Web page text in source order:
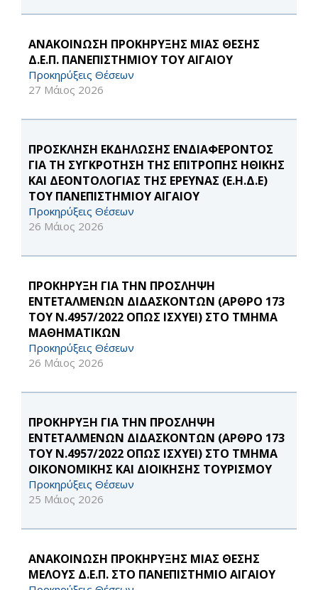
ΑΝΑΚΟΙΝΩΣΗ ΠΡΟΚΗΡΥΞΗΣ ΜΙΑΣ ΘΕΣΗΣ
Δ.Ε.Π. ΠΑΝΕΠΙΣΤΗΜΙΟΥ ΤΟΥ ΑΙΓΑΙΟΥ
Προκηρύξεις Θέσεων
27 Μάιος 2026
ΠΡΟΣΚΛΗΣΗ ΕΚΔΗΛΩΣΗΣ ΕΝΔΙΑΦΕΡΟΝΤΟΣ
ΓΙΑ ΤΗ ΣΥΓΚΡΟΤΗΣΗ ΤΗΣ ΕΠΙΤΡΟΠΗΣ ΗΘΙΚΗΣ
ΚΑΙ ΔΕΟΝΤΟΛΟΓΙΑΣ ΤΗΣ ΕΡΕΥΝΑΣ (Ε.Η.Δ.Ε)
ΤΟΥ ΠΑΝΕΠΙΣΤΗΜΙΟΥ ΑΙΓΑΙΟΥ
Προκηρύξεις Θέσεων
26 Μάιος 2026
ΠΡΟΚΗΡΥΞΗ ΓΙΑ ΤΗΝ ΠΡΟΣΛΗΨΗ
ΕΝΤΕΤΑΛΜΕΝΩΝ ΔΙΔΑΣΚΟΝΤΩΝ (ΑΡΘΡΟ 173
ΤΟΥ Ν.4957/2022 ΟΠΩΣ ΙΣΧΥΕΙ) ΣΤΟ ΤΜΗΜΑ
ΜΑΘΗΜΑΤΙΚΩΝ
Προκηρύξεις Θέσεων
26 Μάιος 2026
ΠΡΟΚΗΡΥΞΗ ΓΙΑ ΤΗΝ ΠΡΟΣΛΗΨΗ
ΕΝΤΕΤΑΛΜΕΝΩΝ ΔΙΔΑΣΚΟΝΤΩΝ (ΑΡΘΡΟ 173
ΤΟΥ Ν.4957/2022 ΟΠΩΣ ΙΣΧΥΕΙ) ΣΤΟ ΤΜΗΜΑ
ΟΙΚΟΝΟΜΙΚΗΣ ΚΑΙ ΔΙΟΙΚΗΣΗΣ ΤΟΥΡΙΣΜΟΥ
Προκηρύξεις Θέσεων
25 Μάιος 2026
ΑΝΑΚΟΙΝΩΣΗ ΠΡΟΚΗΡΥΞΗΣ ΜΙΑΣ ΘΕΣΗΣ
ΜΕΛΟΥΣ Δ.Ε.Π. ΣΤΟ ΠΑΝΕΠΙΣΤΗΜΙΟ ΑΙΓΑΙΟΥ